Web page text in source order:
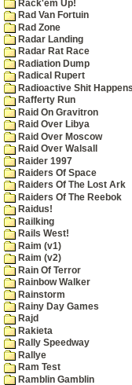
Rack'em Up!
Rad Van Fortuin
Rad Zone
Radar Landing
Radar Rat Race
Radiation Dump
Radical Rupert
Radioactive Shit
Rafferty Run
Raid On Gravitron
Raid Over Libya
Raid Over Moscow
Raid Over Walsall
Raider 1997
Raiders Of Space
Raiders Of The Lost Ark
Raiders Of The Reebok
Raidus!
Railking
Rails West!
Raim (v1)
Raim (v2)
Rain Of Terror
Rainbow Walker
Rainstorm
Rainy Day Games
Rajd
Rakieta
Rally Speedway
Rallye
Ram Test
Ramblin Gamblin